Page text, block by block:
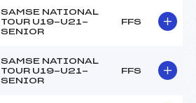
SAMSE NATIONAL
TOUR U19-U21-
SENIOR
FFS
SAMSE NATIONAL
TOUR U19-U21-
SENIOR
FFS